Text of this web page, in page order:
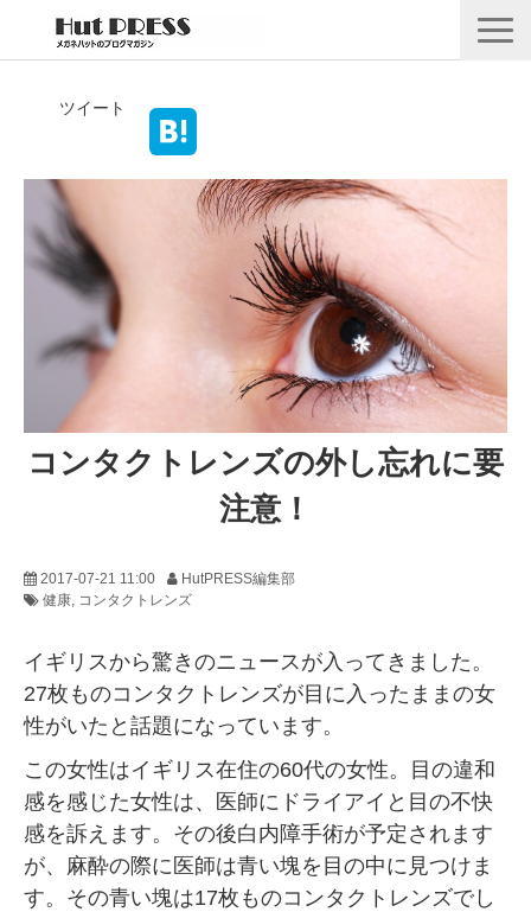
採用情報
企業情報
安心保証
🛒オンラインショップ
ツイート
コンタクトレンズの外し忘れに要
注意！
2017-07-21 11:00
HutPRESS編集部
健康 コンタクトレンズ
イギリスから驚きのニュースが入ってきました。
27枚ものコンタクトレンズが目に入ったままの女
性がいたと話題になっています。
この女性はイギリス在住の60代の女性。目の違和
感を感じた女性は、医師にドライアイと目の不快
感を訴えます。その後白内障手術が予定されます
が、麻酔の際に医師は青い塊を目の中に見つけま
す。その青い塊は17枚ものコンタクトレンズでし